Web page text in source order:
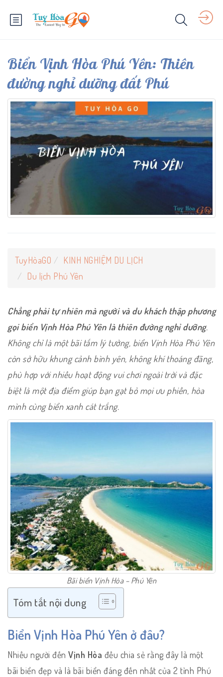
Biển Vịnh Hòa Phú Yên: Thiên
đường nghỉ dưỡng đất Phú
TuyHòaGO
KINH NGHIỆM DU LỊCH
Du lịch Phú Yên
Chẳng phải tự nhiên mà người và du khách thập phương
gọi biển Vịnh Hòa Phú Yên là thiên đường nghỉ dưỡng.
Không chỉ là một bãi tắm lý tưởng, biển Vịnh Hòa Phú Yên
còn sở hữu khung cảnh bình yên, không khí thoáng đãng,
phù hợp với nhiều hoạt động vui chơi ngoài trời và đặc
biệt là một địa điểm giúp bạn gạt bỏ mọi ưu phiền, hòa
mình cùng biển xanh cát trắng.
Bãi biển Vịnh Hòa – Phú Yên
Tóm tắt nội dung
Biển Vịnh Hòa Phú Yên ở đâu?
Nhiều người đến Vịnh Hòa đều chia sẻ rằng đây là một
bãi biển đẹp và là bãi biển đáng đến nhất của 2 tỉnh Phú